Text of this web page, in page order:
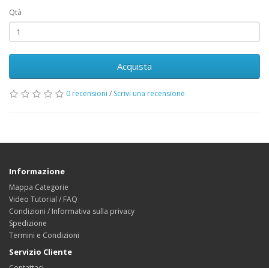
Qtà
Acquista
0 recensioni / Scrivi una recensione
Informazione
Mappa Categorie
Video Tutorial / FAQ
Condizioni / Informativa sulla privacy
Spedizione
Termini e Condizioni
Servizio Cliente